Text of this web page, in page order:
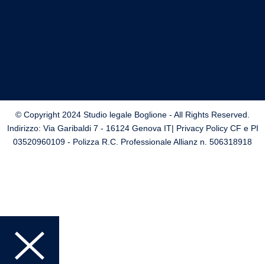
© Copyright 2024 Studio legale Boglione - All Rights Reserved.
Indirizzo: Via Garibaldi 7 - 16124 Genova IT| Privacy Policy CF e PI
03520960109 - Polizza R.C. Professionale Allianz n. 506318918